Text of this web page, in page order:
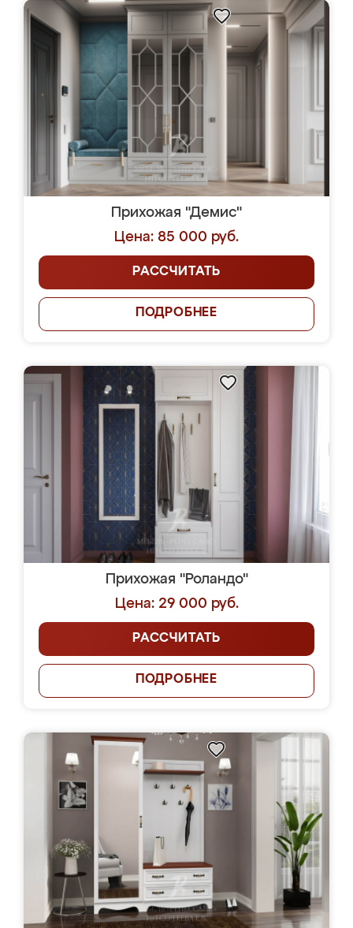
Прихожая "Демис"
Цена: 85 000 руб.
РАССЧИТАТЬ
ПОДРОБНЕЕ
Прихожая "Роландо"
Цена: 29 000 руб.
РАССЧИТАТЬ
ПОДРОБНЕЕ